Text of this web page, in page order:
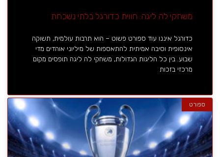
משחקי לה ליגה: חווית כדורגל בלתי נשכחת
כדורגל איננו עוד ספורט פשוט – הוא תרבות עולמית, תשוקה
אינסופית וסיבה אמיתית להתאספות של מיליוני אוהדים מדי
שבוע. בין כל הליגות הגדולות, משחקי לה ליגה תופסים מקום
מרכזי בזכות
ספורט